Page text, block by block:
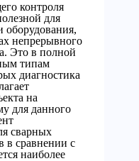
контроля
для
непрерывного
Это в полной
типам
диагностика
на
для данного
сварных
в сравнении с
наиболее